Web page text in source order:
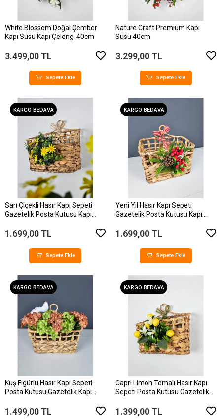
White Blossom Doğal Çember
Kapı Süsü Kapı Çelengi 40cm
3.499,00 TL
Sepete Ekle
Nature Craft Premium Kapı
Süsü 40cm
3.299,00 TL
Sepete Ekle
KARGO BEDAVA
Sarı Çiçekli Hasır Kapı Sepeti
Gazetelik Posta Kutusu Kapı
1.699,00 TL
Sepete Ekle
KARGO BEDAVA
Yeni Yıl Hasır Kapı Sepeti
Gazetelik Posta Kutusu Kapı
1.699,00 TL
Sepete Ekle
KARGO BEDAVA
Kuş Figürlü Hasır Kapı Sepeti
Posta Kutusu Gazetelik Kapı
1.499,00 TL
KARGO BEDAVA
Capri Limon Temalı Hasır Kapı
Sepeti Posta Kutusu Gazetelik
1.399,00 TL